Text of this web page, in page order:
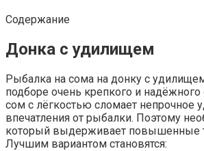
Содержание
Донка с удилищем
Рыбалка на сома на донку с
подборе очень крепкого и
сом с лёгкостью сломает непрочное
впечатления от рыбалки. Поэтому
который выдерживает повышенные
Лучшим вариантом становятся: